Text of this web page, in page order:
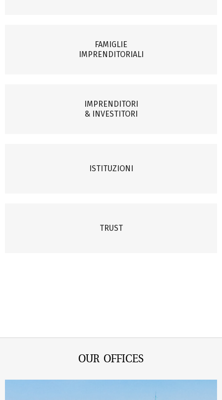
FAMIGLIE
IMPRENDITORIALI
IMPRENDITORI
& INVESTITORI
ISTITUZIONI
TRUST
OUR OFFICES